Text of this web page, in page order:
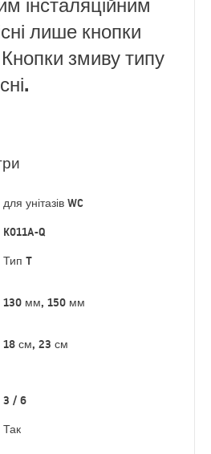
для унітазів WC
K011A-Q
Тип T
130 мм, 150 мм
18 см, 23 см
3 / 6
Так
лише кнопки
змиву типу